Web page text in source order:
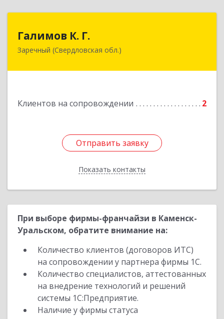
Галимов К. Г.
Заречный (Свердловская обл.)
Клиентов на сопровождении 2
Отправить заявку
Показать контакты
Свердловская обл, г. Заречный, ул. Кузнецова,
Отправить заявку
Назад
При выборе фирмы-франчайзи в Каменск-
Уральском, обратите внимание на:
Количество клиентов (договоров ИТС)
на сопровождении у партнера фирмы 1С.
Количество специалистов, аттестованных
на внедрение технологий и решений
системы 1С:Предприятие.
Наличие у фирмы статуса